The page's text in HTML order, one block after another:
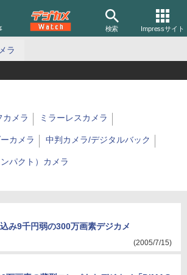
検索 Impressサイト
ラ
カメラ ミラーレスカメラ
カメラ 中判カメラ/デジタルバック
パクト）カメラ
み9千円弱の300万画素デジカメ
(2005/7/15)